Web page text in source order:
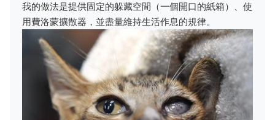
我的做法是提供固定的躲藏空間（一個開口的紙箱）、使
用費洛蒙擴散器，並盡量維持生活作息的規律。